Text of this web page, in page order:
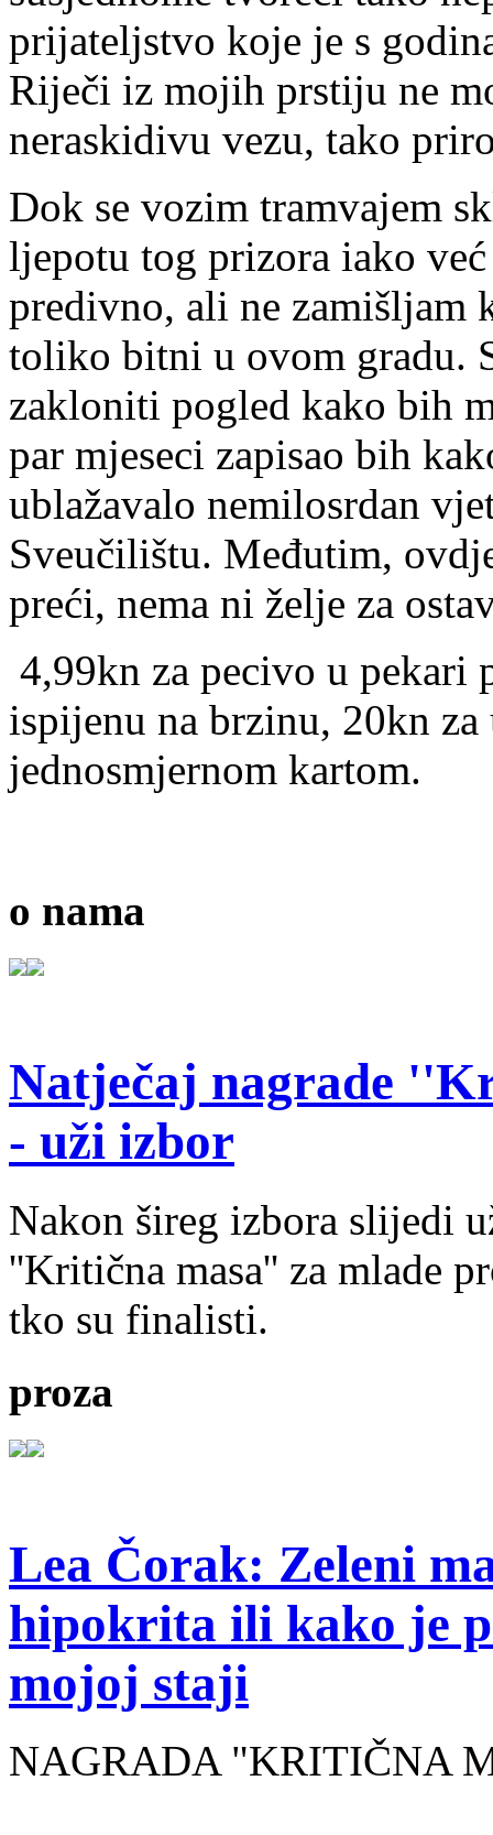
prijateljstvo koje je s
Riječi iz mojih prstiju ne
neraskidivu vezu, tako
Dok se vozim tramvajem
ljepotu tog prizora iako
predivno, ali ne
toliko bitni u ovom gradu.
zakloniti pogled kako bih
par mjeseci zapisao bih
ublažavalo nemilosrdan
Sveučilištu. Međutim,
preći, nema ni želje za
4,99kn za pecivo u pekari
ispijenu na brzinu, 20kn
jednosmjernom kartom.
o nama
Natječaj nagrade
- uži izbor
Nakon šireg izbora slijedi
''Kritična masa'' za mlade
tko su finalisti.
proza
Lea Čorak: Zeleni
hipokrita ili kako je
mojoj staji
NAGRADA "KRITIČNA